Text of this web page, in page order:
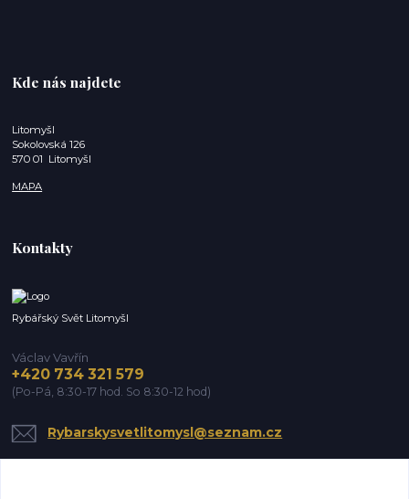
Kde nás najdete
Litomyšl
Sokolovská 126
570 01 Litomyšl
MAPA
Kontakty
Rybářský Svět Litomyšl
Václav Vavřín
+420 734 321 579
(Po-Pá, 8:30-17 hod. So 8:30-12 hod)
Rybarskysvetlitomysl@seznam.cz